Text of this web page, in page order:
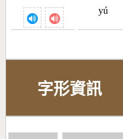
yú
字形資訊